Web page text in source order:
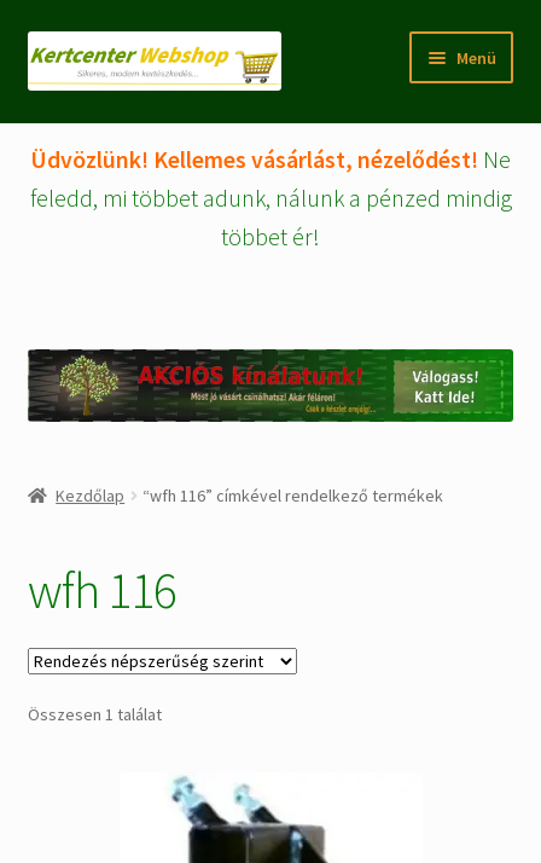
Ugrás
Kilépés
Menü
Rólunk
Fiókom/regisztráció
Kosár
Kezdőlap
Alkatrészek
Üdvözlünk! Kellemes vásárlást, nézelődést! Ne
feledd, mi többet adunk, nálunk a pénzed mindig
többet ér!
Kezdőlap “wfh 116” címkével rendelkező termékek
wfh 116
Összesen 1 találat